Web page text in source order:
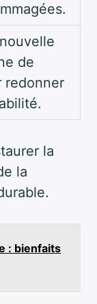
de
redonner
la
la
: bienfaits